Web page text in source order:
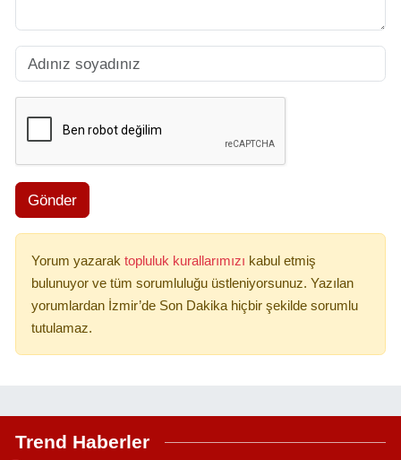
Gönder
Yorum yazarak topluluk kurallarımızı kabul etmiş
bulunuyor ve tüm sorumluluğu üstleniyorsunuz. Yazılan
yorumlardan İzmir’de Son Dakika hiçbir şekilde sorumlu
tutulamaz.
Trend Haberler